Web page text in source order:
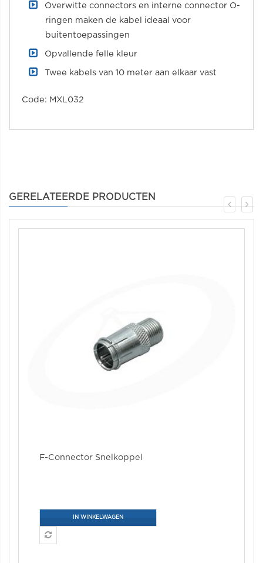
Overwitte connectors en interne connector O-
ringen maken de kabel ideaal voor
buitentoepassingen
Opvallende felle kleur
Twee kabels van 10 meter aan elkaar vast
Code: MXL032
GERELATEERDE PRODUCTEN
F-Connector Snelkoppel
IN WINKELWAGEN